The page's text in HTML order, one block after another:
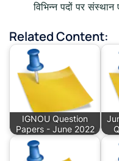
विभिन्न पदों पर
Related Content:
IGNOU Question
Papers - June 2022